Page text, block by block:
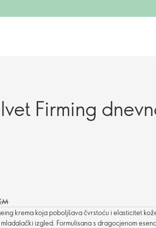
Firming
krema koja poboljšava čvrstoću i elasticitet
izgled. Formulisana s dragocjenom